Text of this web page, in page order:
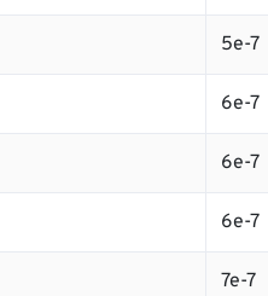
5e-7
6e-7
6e-7
6e-7
7e-7